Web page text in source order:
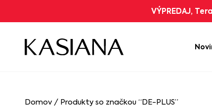
VÝPREDAJ,
Domov / Produkty so značkou “DE-PLUS”